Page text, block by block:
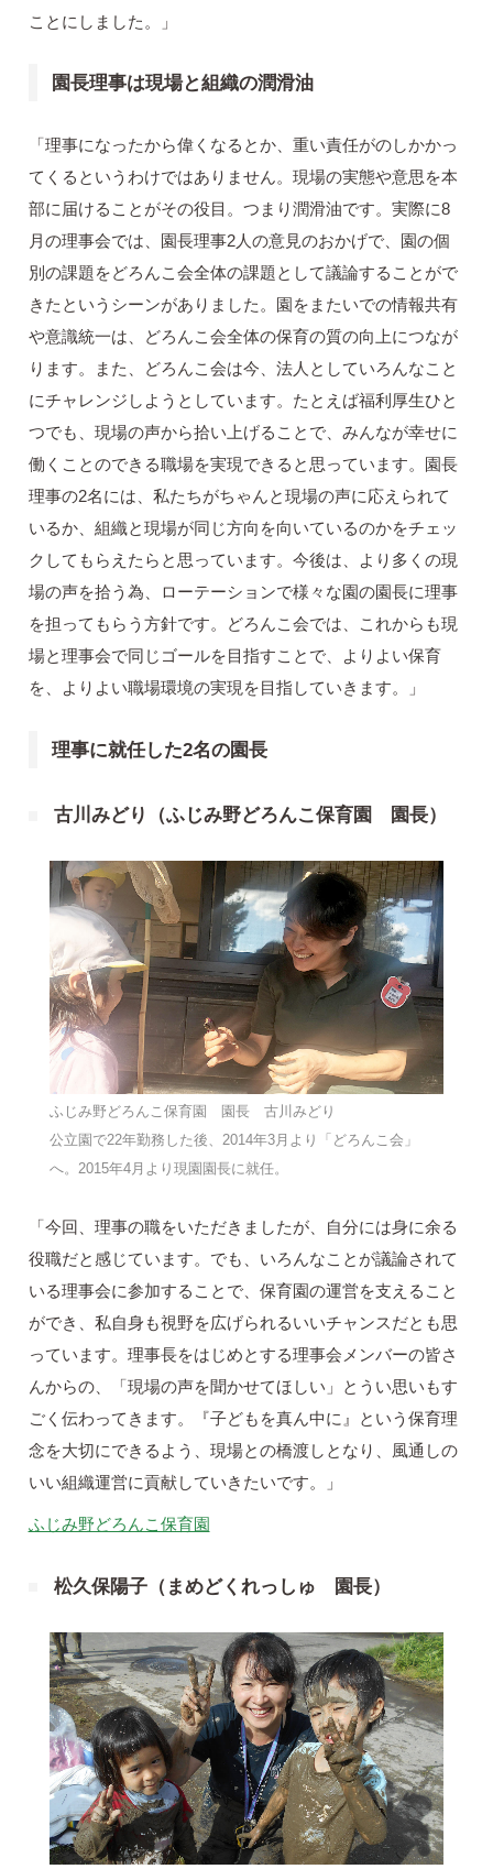
ことにしました。」
園長理事は現場と組織の潤滑油
「理事になったから偉くなるとか、重い責任がのしかかっ
てくるというわけではありません。現場の実態や意思を本
部に届けることがその役目。つまり潤滑油です。実際に8
月の理事会では、園長理事2人の意見のおかげで、園の個
別の課題をどろんこ会全体の課題として議論することがで
きたというシーンがありました。園をまたいでの情報共有
や意識統一は、どろんこ会全体の保育の質の向上につなが
ります。また、どろんこ会は今、法人としていろんなこと
にチャレンジしようとしています。たとえば福利厚生ひと
つでも、現場の声から拾い上げることで、みんなが幸せに
働くことのできる職場を実現できると思っています。園長
理事の2名には、私たちがちゃんと現場の声に応えられて
いるか、組織と現場が同じ方向を向いているのかをチェッ
クしてもらえたらと思っています。今後は、より多くの現
場の声を拾う為、ローテーションで様々な園の園長に理事
を担ってもらう方針です。どろんこ会では、これからも現
場と理事会で同じゴールを目指すことで、よりよい保育
を、よりよい職場環境の実現を目指していきます。」
理事に就任した2名の園長
古川みどり（ふじみ野どろんこ保育園 園長）
ふじみ野どろんこ保育園 園長 古川みどり
公立園で22年勤務した後、2014年3月より「どろんこ会」
へ。2015年4月より現園園長に就任。
「今回、理事の職をいただきましたが、自分には身に余る
役職だと感じています。でも、いろんなことが議論されて
いる理事会に参加することで、保育園の運営を支えること
ができ、私自身も視野を広げられるいいチャンスだとも思
っています。理事長をはじめとする理事会メンバーの皆さ
んからの、「現場の声を聞かせてほしい」とうい思いもす
ごく伝わってきます。『子どもを真ん中に』という保育理
念を大切にできるよう、現場との橋渡しとなり、風通しの
いい組織運営に貢献していきたいです。」
ふじみ野どろんこ保育園
松久保陽子（まめどくれっしゅ 園長）